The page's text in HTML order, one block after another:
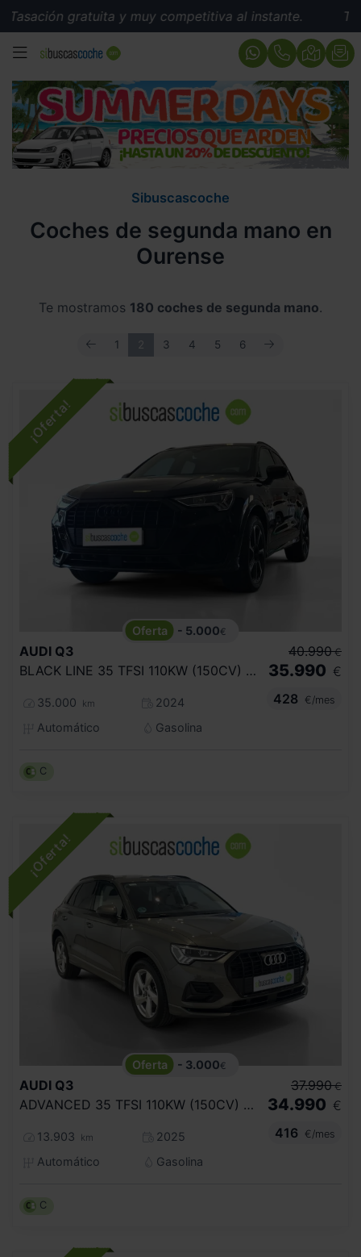
y muy competitiva al instante. Tasación
MENÚ
Sibuscascoche
Coches de segunda mano en
Ourense
Te mostramos 180 coches de segunda mano.
ANTERIOR
1 2 3 4 5 6 SIGUIENTE
- 5.000€
AUDI Q3
BLACK LINE 35 TFSI 110KW (150CV) S TRON
35.000 km
2024
Automático
Gasolina
40.990 €
35.990 €
428
€/mes
C
- 3.000€
AUDI Q3
ADVANCED 35 TFSI 110KW (150CV) S TRONIC
13.903 km
2025
Automático
Gasolina
37.990 €
34.990 €
416
€/mes
C